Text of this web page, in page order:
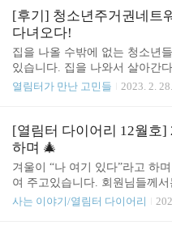
저의 기억이 왜곡되어 12월 한
한 해의 기억으로 저장해..
자고 있던 '스터디투어', 루스 여
문 후기를 드디어 공개합니다. (
런 시리즈가 있었다고?! 궁금한
해보세요👇👇 더보기 [후기] 4
WCWS) 출장 다녀왔어요! - 1
월5일, 제4차세계여성쉼터대회
회장 수수: 개막식에서 GNWS
[후기] 청소년주거권네트
다녀오다!
집을 나올 수밖에 없는 청소년
있습니다. 집을 나와서 살아간
일임에도, 우리 사회는 비을 나
터는 쉼터지만, 쉼터가 온전한
는 동의하지 않습니다. 집을 나
더 많은 주거대안이, 주거의 안
는 데에는 동의합니다. 청소년
동·청소년 지원현장(거리청소
학교, 성폭력상담소, 청소년 위
열림터가 만난 고민들 2023. 2.
[열림터 다이어리 12월호]
하며 🎄
겨울이 “나 여기 있다”라고 하
여 주고있습니다. 회원님들께
잘 계시는지요? 한 해를 마무리
사는 이야기/열림터 다이어리